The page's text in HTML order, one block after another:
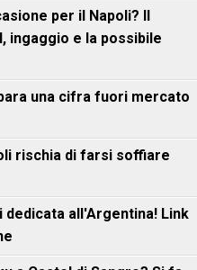
per il Napoli? Il
ingaggio e la possibile
una cifra fuori mercato
rischia di farsi soffiare
dedicata all'Argentina! Link